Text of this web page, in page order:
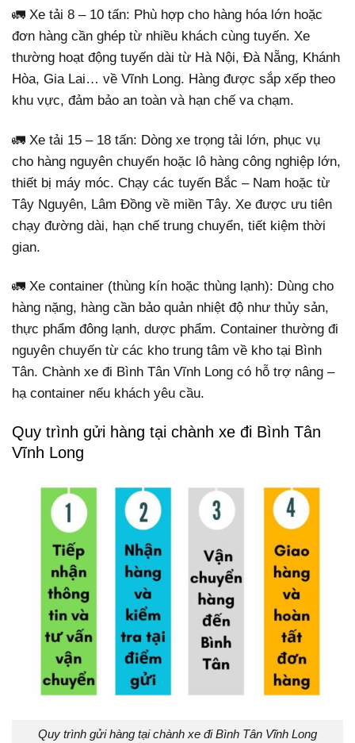
🚛 Xe tải 8 – 10 tấn: Phù hợp cho hàng hóa lớn hoặc
đơn hàng cần ghép từ nhiều khách cùng tuyến. Xe
thường hoạt động tuyến dài từ Hà Nội, Đà Nẵng, Khánh
Hòa, Gia Lai… về Vĩnh Long. Hàng được sắp xếp theo
khu vực, đảm bảo an toàn và hạn chế va chạm.
🚛 Xe tải 15 – 18 tấn: Dòng xe trọng tải lớn, phục vụ
cho hàng nguyên chuyến hoặc lô hàng công nghiệp lớn,
thiết bị máy móc. Chạy các tuyến Bắc – Nam hoặc từ
Tây Nguyên, Lâm Đồng về miền Tây. Xe được ưu tiên
chạy đường dài, hạn chế trung chuyển, tiết kiệm thời
gian.
🚛 Xe container (thùng kín hoặc thùng lạnh): Dùng cho
hàng nặng, hàng cần bảo quản nhiệt độ như thủy sản,
thực phẩm đông lạnh, dược phẩm. Container thường đi
nguyên chuyến từ các kho trung tâm về kho tại Bình
Tân. Chành xe đi Bình Tân Vĩnh Long có hỗ trợ nâng –
hạ container nếu khách yêu cầu.
Quy trình gửi hàng tại chành xe đi Bình Tân
Vĩnh Long
Quy trình gửi hàng tại chành xe đi Bình Tân Vĩnh Long